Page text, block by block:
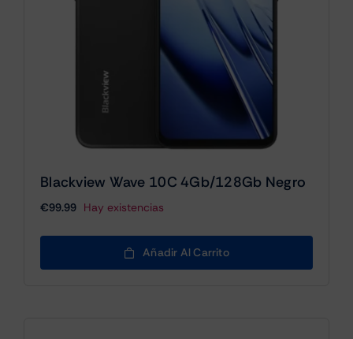
Blackview Wave 10C 4Gb/128Gb Negro
€99.99 Hay existencias
Añadir Al Carrito